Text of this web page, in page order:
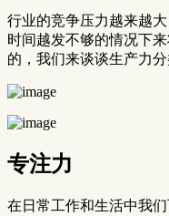
行业的竞争压力越来越
时间越发不够的情况下
的，我们来谈谈生产力分
专注力
在日常工作和生活中我